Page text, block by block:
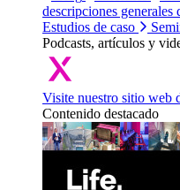
descripciones generales
Estudios de caso
Podcasts, artículos y
Visite nuestro sitio web
Contenido destacado